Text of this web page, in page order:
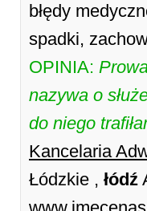
błędy
spadki,
OPINIA:
nazywa o
do niego
Kancelaria
Łódzkie , łódź